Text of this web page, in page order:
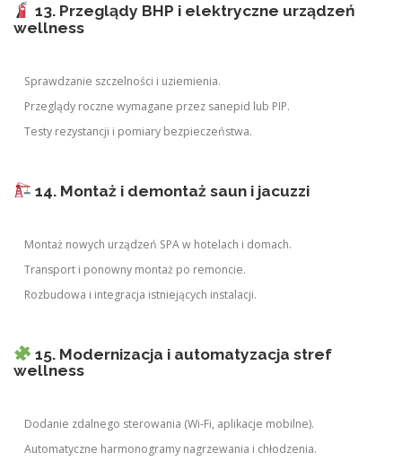
13. Przeglądy BHP i elektryczne urządzeń
wellness
Sprawdzanie szczelności i uziemienia.
Przeglądy roczne wymagane przez sanepid lub PIP.
Testy rezystancji i pomiary bezpieczeństwa.
14. Montaż i demontaż saun i jacuzzi
Montaż nowych urządzeń SPA w hotelach i domach.
Transport i ponowny montaż po remoncie.
Rozbudowa i integracja istniejących instalacji.
15. Modernizacja i automatyzacja stref
wellness
Dodanie zdalnego sterowania (Wi-Fi, aplikacje mobilne).
Automatyczne harmonogramy nagrzewania i chłodzenia.